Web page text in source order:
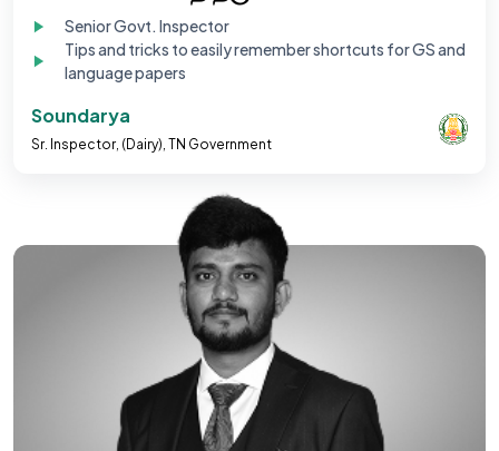
Senior Govt. Inspector
Tips and tricks to easily remember shortcuts for GS and
language papers
Soundarya
Sr. Inspector, (Dairy), TN Government